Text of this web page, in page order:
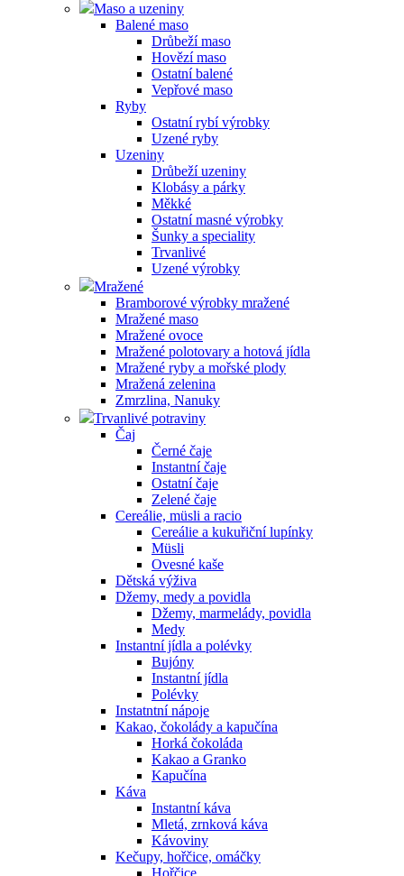
Maso a uzeniny
Balené maso
Drůbeží maso
Hovězí maso
Ostatní balené
Vepřové maso
Ryby
Ostatní rybí výrobky
Uzené ryby
Uzeniny
Drůbeží uzeniny
Klobásy a párky
Měkké
Ostatní masné výrobky
Šunky a speciality
Trvanlivé
Uzené výrobky
Mražené
Bramborové výrobky mražené
Mražené maso
Mražené ovoce
Mražené polotovary a hotová jídla
Mražené ryby a mořské plody
Mražená zelenina
Zmrzlina, Nanuky
Trvanlivé potraviny
Čaj
Černé čaje
Instantní čaje
Ostatní čaje
Zelené čaje
Cereálie, müsli a racio
Cereálie a kukuřiční lupínky
Müsli
Ovesné kaše
Dětská výživa
Džemy, medy a povidla
Džemy, marmelády, povidla
Medy
Instantní jídla a polévky
Bujóny
Instantní jídla
Polévky
Instatntní nápoje
Kakao, čokolády a kapučína
Horká čokoláda
Kakao a Granko
Kapučína
Káva
Instantní káva
Mletá, zrnková káva
Kávoviny
Kečupy, hořčice, omáčky
Hořčice